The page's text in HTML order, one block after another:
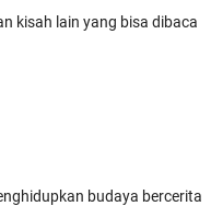
kisah lain yang bisa dibaca
budaya bercerita